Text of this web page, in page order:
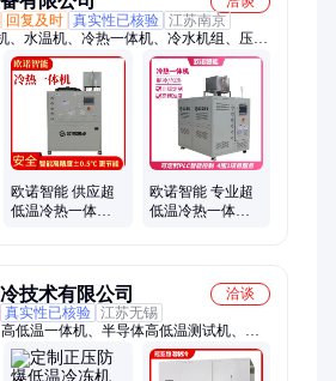
回复及时 真实性已核验 江苏南京
、水温机、冷热一体机、冷水机组、压铸
电加热导热油炉、高温模温机、油式模温
欧诺智能 供应超
低温冷热一体机
欧诺智能 专业超
低温冷热一体机
技术有限公司
洽谈
真实性已核验 江苏无锡
低温一体机、半导体高低温测试机、冷
体机、热流仪、高低温测试装置、冷水
恒湿机、低温制冷循环器、低温冷却机、